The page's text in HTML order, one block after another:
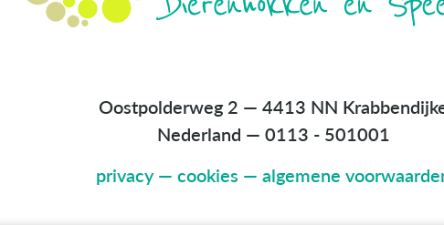
Oostpolderweg 2 — 4413 NN
Nederland — 0113 - 501001
privacy— cookies — algemene